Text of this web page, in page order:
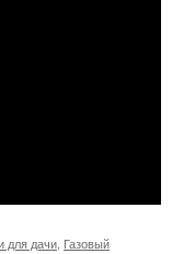
для дачи Газовый